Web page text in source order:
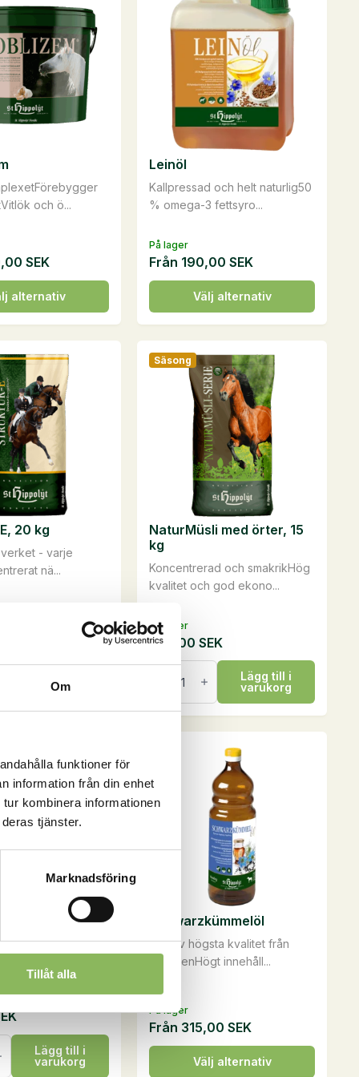
Om
funktioner för
information från din enhet
kombinera informationen
tjänster.
Marknadsföring
Tillåt alla
och ö...
SEK
alternativ
På lager
Kallpressad och helt naturlig50
% omega-3 fettsyro...
Leinöl
Från 190,00SEK
Välj alternativ
Den
här
produkten
har
flera
varianter.
alternativen
produktsidan
- varje
nä...
20 kg
varukorg
På lager
Säsong
Koncentrerad och smakrikHög
kvalitet och god ekono...
NaturMüsli med örter, 15
kg
465,00SEK
NaturMüsli
Lägg till i
varukorg
god ekono...
med örter, 18
Lägg till i
varukorg
På lager
Olja av högsta kvalitet från
OrientenHögt innehåll...
Schwarzkümmelöl
Från 315,00SEK
Välj alternativ
Den